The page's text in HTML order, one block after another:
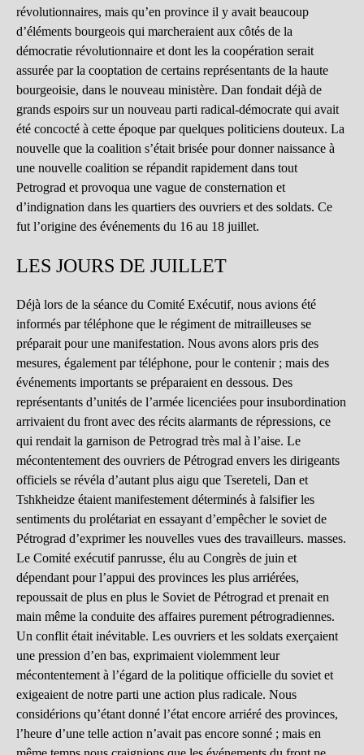
révolutionnaires, mais qu’en province il y avait beaucoup
d’éléments bourgeois qui marcheraient aux côtés de la
démocratie révolutionnaire et dont les la coopération serait
assurée par la cooptation de certains représentants de la haute
bourgeoisie, dans le nouveau ministère. Dan fondait déjà de
grands espoirs sur un nouveau parti radical-démocrate qui avait
été concocté à cette époque par quelques politiciens douteux. La
nouvelle que la coalition s’était brisée pour donner naissance à
une nouvelle coalition se répandit rapidement dans tout
Petrograd et provoqua une vague de consternation et
d’indignation dans les quartiers des ouvriers et des soldats. Ce
fut l’origine des événements du 16 au 18 juillet.
LES JOURS DE JUILLET
Déjà lors de la séance du Comité Exécutif, nous avions été
informés par téléphone que le régiment de mitrailleuses se
préparait pour une manifestation. Nous avons alors pris des
mesures, également par téléphone, pour le contenir ; mais des
événements importants se préparaient en dessous. Des
représentants d’unités de l’armée licenciées pour insubordination
arrivaient du front avec des récits alarmants de répressions, ce
qui rendait la garnison de Petrograd très mal à l’aise. Le
mécontentement des ouvriers de Pétrograd envers les dirigeants
officiels se révéla d’autant plus aigu que Tsereteli, Dan et
Tshkheidze étaient manifestement déterminés à falsifier les
sentiments du prolétariat en essayant d’empêcher le soviet de
Pétrograd d’exprimer les nouvelles vues des travailleurs. masses.
Le Comité exécutif panrusse, élu au Congrès de juin et
dépendant pour l’appui des provinces les plus arriérées,
repoussait de plus en plus le Soviet de Pétrograd et prenait en
main même la conduite des affaires purement pétrogradiennes.
Un conflit était inévitable. Les ouvriers et les soldats exerçaient
une pression d’en bas, exprimaient violemment leur
mécontentement à l’égard de la politique officielle du soviet et
exigeaient de notre parti une action plus radicale. Nous
considérions qu’étant donné l’état encore arriéré des provinces,
l’heure d’une telle action n’avait pas encore sonné ; mais en